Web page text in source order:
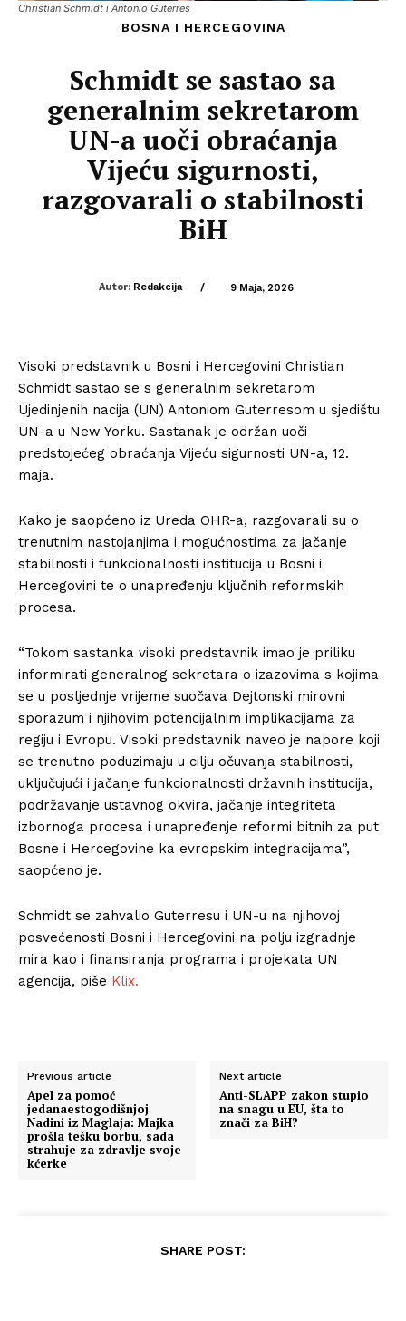
Christian Schmidt i Antonio Guterres
BOSNA I HERCEGOVINA
Schmidt se sastao sa
generalnim sekretarom
UN-a uoči obraćanja
Vijeću sigurnosti,
razgovarali o stabilnosti
BiH
Autor: Redakcija / 9 Maja, 2026
Visoki predstavnik u Bosni i Hercegovini Christian
Schmidt sastao se s generalnim sekretarom
Ujedinjenih nacija (UN) Antoniom Guterresom u sjedištu
UN-a u New Yorku. Sastanak je održan uoči
predstojećeg obraćanja Vijeću sigurnosti UN-a, 12.
maja.
Kako je saopćeno iz Ureda OHR-a, razgovarali su o
trenutnim nastojanjima i mogućnostima za jačanje
stabilnosti i funkcionalnosti institucija u Bosni i
Hercegovini te o unapređenju ključnih reformskih
procesa.
“Tokom sastanka visoki predstavnik imao je priliku
informirati generalnog sekretara o izazovima s kojima
se u posljednje vrijeme suočava Dejtonski mirovni
sporazum i njihovim potencijalnim implikacijama za
regiju i Evropu. Visoki predstavnik naveo je napore koji
se trenutno poduzimaju u cilju očuvanja stabilnosti,
uključujući i jačanje funkcionalnosti državnih institucija,
podržavanje ustavnog okvira, jačanje integriteta
izbornoga procesa i unapređenje reformi bitnih za put
Bosne i Hercegovine ka evropskim integracijama”,
saopćeno je.
Schmidt se zahvalio Guterresu i UN-u na njihovoj
posvećenosti Bosni i Hercegovini na polju izgradnje
mira kao i finansiranja programa i projekata UN
agencija, piše Klix.
Previous article
Apel za pomoć
jedanaestogodišnjoj
Nadini iz Maglaja: Majka
prošla tešku borbu, sada
strahuje za zdravlje svoje
kćerke
Next article
Anti-SLAPP zakon stupio
na snagu u EU, šta to
znači za BiH?
SHARE POST: